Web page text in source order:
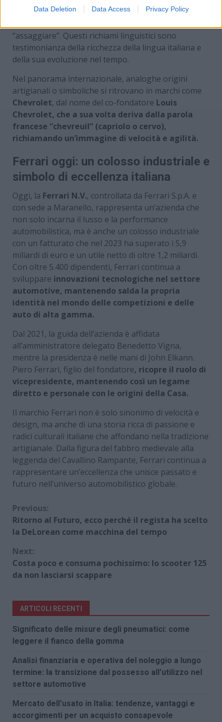
Data Deletion Data Access Privacy Policy
sportive, ha un’origine interessante: il cognome
“assaggiare”. Questi richiami linguistici sono
testimonianza della ricchezza della lingua italiana e
della sua evoluzione nel tempo.
Nel panorama internazionale, analoghe origini
artigianali o simboliche si ritrovano in marchi come
Chevrolet, dal nome del co-fondatore Louis
Chevrolet, che a sua volta deriva dalla parola
francese “chevreuil” (capriolo o cervo),
richiamando un’immagine di velocità e agilità.
Ferrari oggi: un colosso industriale e
simbolo di eccellenza italiana
Oggi, la Ferrari N.V., controllata da Ferrari S.p.A. e
con sede a Maranello, rappresenta un’azienda che
non solo incarna il lusso e la performance
automobilistica, ma è anche un colosso industriale
con un fatturato che nel 2023 ha superato i 5,9
miliardi di euro e un utile netto di oltre 1,2 miliardi.
Con oltre 5.400 dipendenti, Ferrari continua a
sviluppare innovazioni tecnologiche nel settore
automotive, mantenendo salda la propria
identità nel mondo delle competizioni e delle
auto di alta gamma.
Dal 2021, la guida dell’azienda è affidata
all’amministratore delegato Benedetto Vigna,
mentre la presidenza è nelle mani di John Elkann.
Piero Ferrari, figlio del fondatore, ricopre il ruolo di
vicepresidente, mantenendo così un legame
diretto e personale con le origini della Casa.
Il marchio Ferrari non è solo sinonimo di velocità e
design, ma anche di una storia ricca di passione e
radici culturali italiane che affondano nella tradizione
artigianale. Dalla figura del fabbro medievale alla
leggenda del Cavallino Rampante, Ferrari continua a
rappresentare un’eccellenza che unisce passato e
futuro nell’universo automobilistico globale.
Continue
Reading
Previous:
Ritorno al Futuro, ecco perché il regista ha scelto
la DeLorean come macchina del tempo
Next:
Costa poco e consuma pochissimo: lo scooter 125
da non lasciarsi scappare
ARTICOLI RECENTI
Significato delle misure degli pneumatici: come
leggere il fianco della gomma
Analisi finanziaria e operativa del noleggio a lungo
termine: la transizione dal possesso all’utilizzo nel
settore automotive
Mercato dell’usato in Italia: tendenze, vantaggi e
accorgimenti per un acquisto consapevole